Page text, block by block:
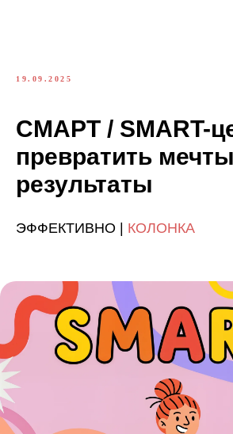
19.09.2025
СМАРТ / SMART-
превратить
результаты
ЭФФЕКТИВНО | КОЛОНКА